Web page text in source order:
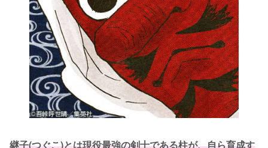
継子(つぐこ)とは現役最強の剣士である柱が、自ら育成す